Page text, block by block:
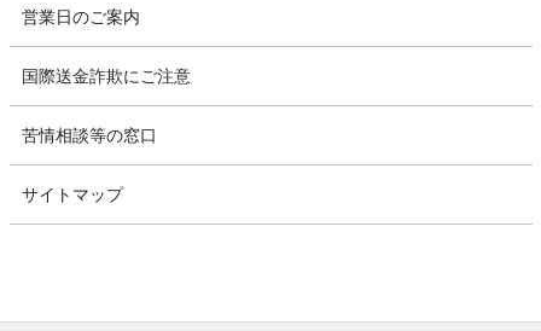
営業日のご案内
国際送金詐欺にご注意
苦情相談等の窓口
サイトマップ